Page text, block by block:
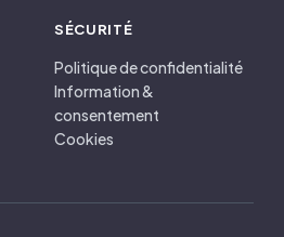
SÉCURITÉ
Politique de confidentialité
Information &
consentement
Cookies